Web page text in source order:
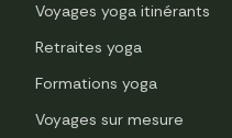
Voyages yoga itinérants
Retraites yoga
Formations yoga
Voyages sur mesure